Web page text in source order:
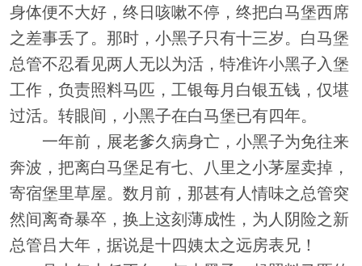
身体便不大好，终日咳嗽不停，终把白马堡西席
之差事丢了。那时，小黑子只有十三岁。白马堡
总管不忍看见两人无以为活，特准许小黑子入堡
工作，负责照料马匹，工银每月白银五钱，仅堪
过活。转眼间，小黑子在白马堡已有四年。
一年前，展老爹久病身亡，小黑子为免往来
奔波，把离白马堡足有七、八里之小茅屋卖掉，
寄宿堡里草屋。数月前，那甚有人情味之总管突
然间离奇暴卒，换上这刻薄成性，为人阴险之新
总管吕大年，据说是十四姨太之远房表兄！